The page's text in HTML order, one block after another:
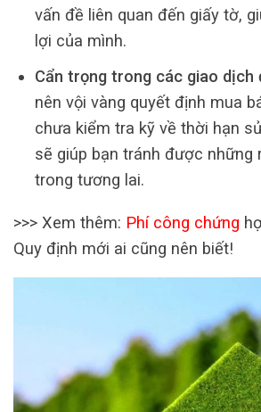
vấn đề liên quan đến giấy tờ,
lợi của mình.
Cẩn trọng trong các giao dịch
nên vội vàng quyết định mua
chưa kiểm tra kỹ về thời hạn
sẽ giúp bạn tránh được những
trong tương lai.
>>> Xem thêm: Phí công chứng
Quy định mới ai cũng nên biết!